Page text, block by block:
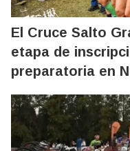
El Cruce Salto
etapa de
preparatoria en